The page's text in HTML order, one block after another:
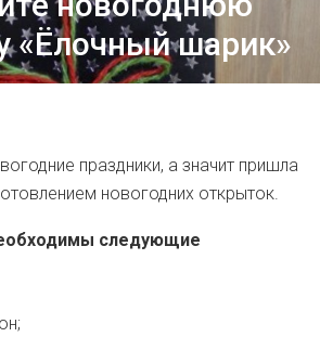
«Ёлочный шарик»
праздники, а значит пришла
новогодних открыток.
следующие